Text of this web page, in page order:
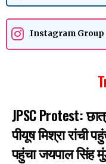
Instagram Group
JPSC Protest:
पीयूष मिश्रा रांची
पहुंचा जयपाल सिंह